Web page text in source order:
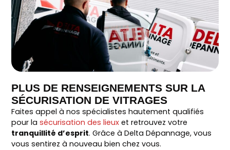
PLUS DE RENSEIGNEMENTS SUR LA
SÉCURISATION DE VITRAGES
Faites appel à nos spécialistes hautement qualifiés
pour lasécurisation des lieux et retrouvez votre
tranquillité d’esprit. Grâce à Delta Dépannage, vous
vous sentirez à nouveau bien chez vous.